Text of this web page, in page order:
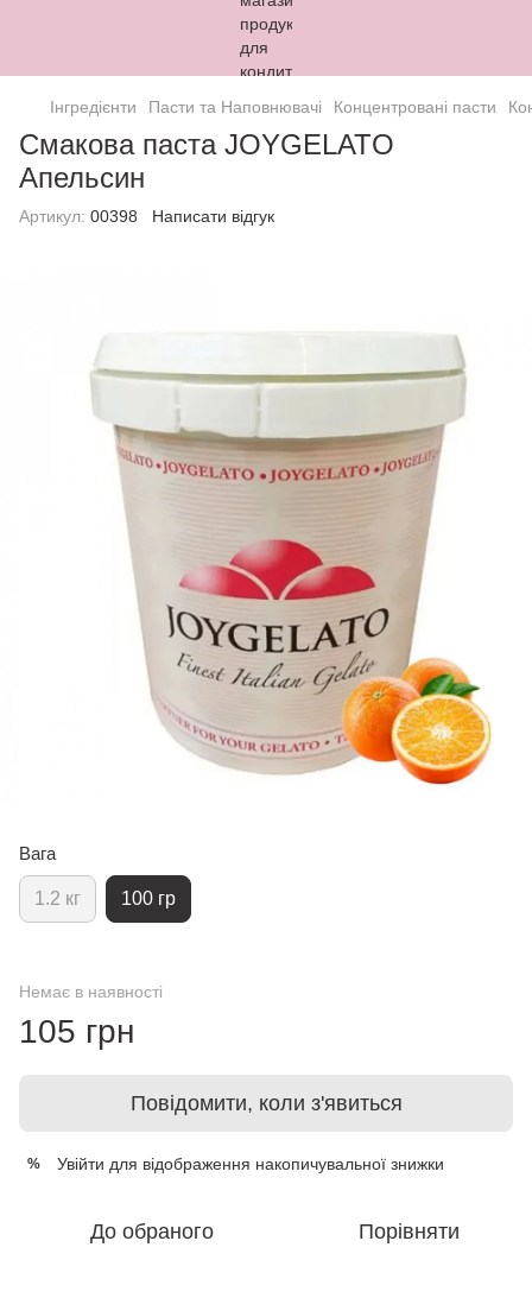
Інгредієнти Пасти та Наповнювачі Концентровані пасти
Смакова паста JOYGELATO
Апельсин
Артикул: 00398 Написати відгук
Вага
1.2 кг 100 гр
Немає в наявності
105 грн
Повідомити, коли з'явиться
% Увійти для відображення накопичувальної знижки
До обраного Порівняти